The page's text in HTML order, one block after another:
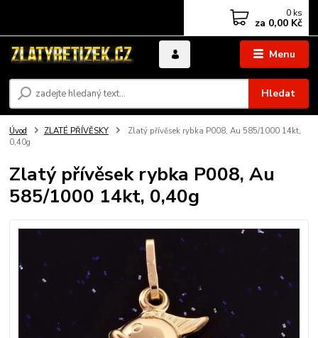
Menu
Hledat
0 ks
za 0,00 Kč
Úvod ZLATÉ PŘÍVĚSKY
Zlatý přívěsek rybka P008, Au 585/1000 14kt,
0,40g
Zlatý přívěsek rybka P008, Au
585/1000 14kt, 0,40g